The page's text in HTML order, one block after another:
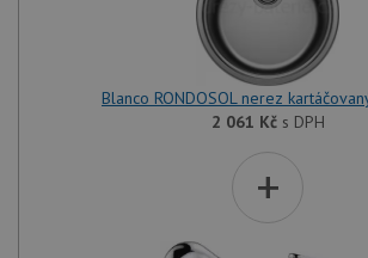
Blanco RONDOSOL nerez
2 061 Kčs DPH
+